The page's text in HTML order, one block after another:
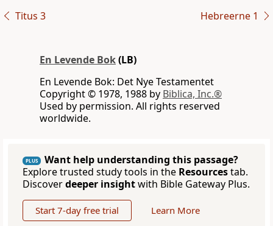
Titus 3 Hebreerne 1
En Levende Bok(LB)
En Levende Bok: Det Nye Testamentet
Copyright © 1978, 1988 by Biblica, Inc.®
Used by permission. All rights reserved
worldwide.
PLUS
Want help understanding this passage?
Explore trusted study tools in the Resourcestab.
Discoverdeeper insightwith Bible Gateway Plus.
Start 7-day free trial Learn More